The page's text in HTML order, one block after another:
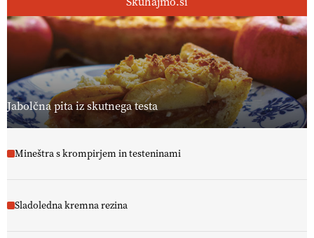
Jabolčna pita iz skutnega testa
Mineštra s krompirjem in testeninami
Sladoledna kremna rezina